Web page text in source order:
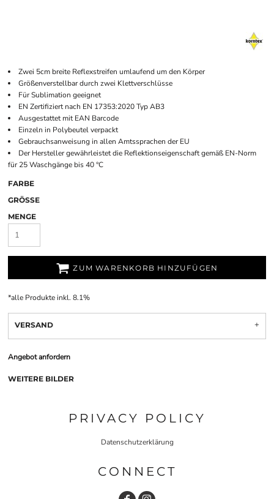
Zwei 5cm breite Reflexstreifen umlaufend um den Körper
Größenverstellbar durch zwei Klettverschlüsse
Für Sublimation geeignet
EN Zertifiziert nach EN 17353:2020 Typ AB3
Ausgestattet mit EAN Barcode
Einzeln in Polybeutel verpackt
Gebrauchsanweisung in allen Amtssprachen der EU
Der Hersteller gewährleistet die Reflektionseigenschaft gemäß EN-Norm
für 25 Waschgänge bis 40 °C
FARBE
GRÖSSE
MENGE
ZUM WARENKORB HINZUFÜGEN
*alle Produkte inkl. 8.1%
VERSAND
Angebot anfordern
WEITERE BILDER
PRIVACY POLICY
Datenschutzerklärung
CONNECT